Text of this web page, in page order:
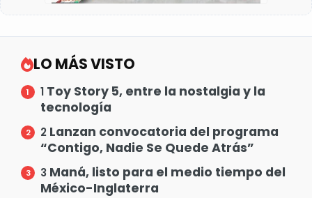
LO MÁS VISTO
1 Toy Story 5, entre la nostalgia y la
tecnología
2 Lanzan convocatoria del programa
“Contigo, Nadie Se Quede Atrás”
3 Maná, listo para el medio tiempo del
México-Inglaterra